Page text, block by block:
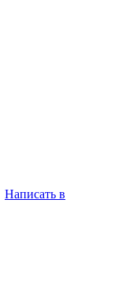
Написать в